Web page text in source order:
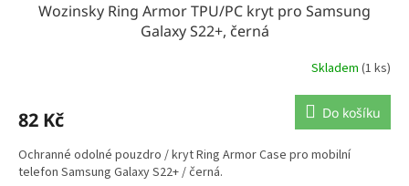
Wozinsky Ring Armor TPU/PC kryt pro Samsung
Galaxy S22+, černá
Skladem (1 ks)
82 Kč Do košíku
Ochranné odolné pouzdro / kryt Ring Armor Case pro mobilní
telefon Samsung Galaxy S22+ / černá.